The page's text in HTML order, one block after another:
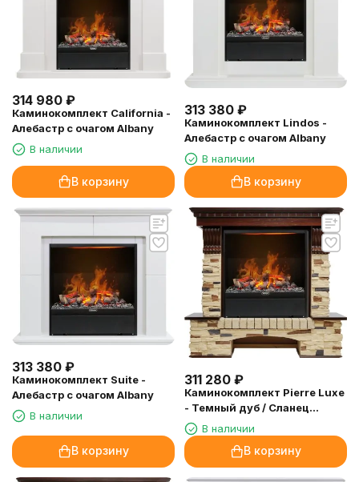
314 980 ₽
Каминокомплект California -
Алебастр с очагом Albany
В наличии
В корзину
313 380 ₽
Каминокомплект Lindos -
Алебастр с очагом Albany
В наличии
В корзину
313 380 ₽
Каминокомплект Suite -
Алебастр с очагом Albany
В наличии
В корзину
311 280 ₽
Каминокомплект Pierre Luxe
- Темный дуб / Сланец
(Высота 1040мм) с очагом
Albany
В наличии
В корзину